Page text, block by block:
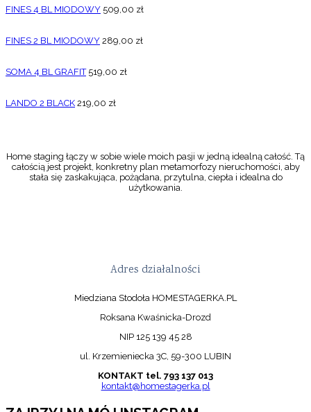
FINES 4 BL MIODOWY 509,00 zł
FINES 2 BL MIODOWY 289,00 zł
SOMA 4 BL GRAFIT 519,00 zł
LANDO 2 BLACK 219,00 zł
Home staging łączy w sobie wiele moich pasji w jedną idealną całość. Tą
całością jest projekt, konkretny plan metamorfozy nieruchomości, aby
stała się zaskakująca, pożądana, przytulna, ciepła i idealna do
użytkowania.
Adres działalności
Miedziana Stodoła HOMESTAGERKA.PL
Roksana Kwaśnicka-Drozd
NIP 125 139 45 28
ul. Krzemieniecka 3C, 59-300 LUBIN
KONTAKT tel. 793 137 013
kontakt@homestagerka.pl